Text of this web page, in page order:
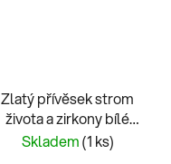
Zlatý přívěsek strom
života a zirkony bílé
zlato
Skladem(1 ks)